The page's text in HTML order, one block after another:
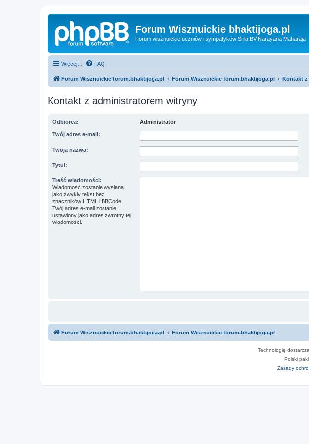
Forum Wisznuickie bhaktijoga.pl
Forum wisznuickie uczniów i sympatyków Śrila BV Narayana Maharaja
Więcej… FAQ
Forum Wisznuickie forum.bhaktijoga.pl Forum Wisznuickie forum.bhaktijoga.pl Kontakt z
Kontakt z administratorem witryny
Odbiorca: Administrator
Twój adres e-mail:
Twoja nazwa:
Tytuł:
Treść wiadomości:
Wiadomość zostanie wysłana
jako zwykły tekst bez
znaczników HTML i BBCode.
Twój adres e-mail zostanie
ustawiony jako adres zwrotny tej
wiadomości.
Forum Wisznuickie forum.bhaktijoga.pl Forum Wisznuickie forum.bhaktijoga.pl
Technologię dostarcza
Polski
Zasady